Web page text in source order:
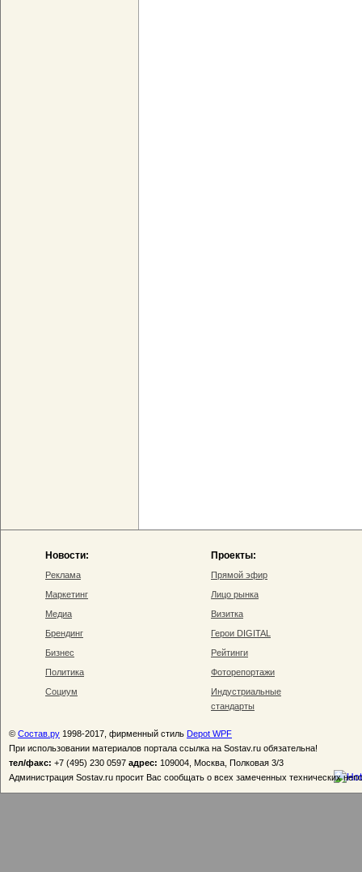
Новости:
Реклама
Маркетинг
Медиа
Брендинг
Бизнес
Политика
Социум
Проекты:
Прямой эфир
Лицо рынка
Визитка
Герои DIGITAL
Рейтинги
Фоторепортажи
Индустриальные
стандарты
© Состав.ру 1998-2017, фирменный стиль Depot WPF
При использовании материалов портала ссылка на Sostav.ru обязательна!
тел/факс: +7 (495) 230 0597 адрес: 109004, Москва, Полковая 3/3
Администрация Sostav.ru просит Вас сообщать о всех замеченных технических